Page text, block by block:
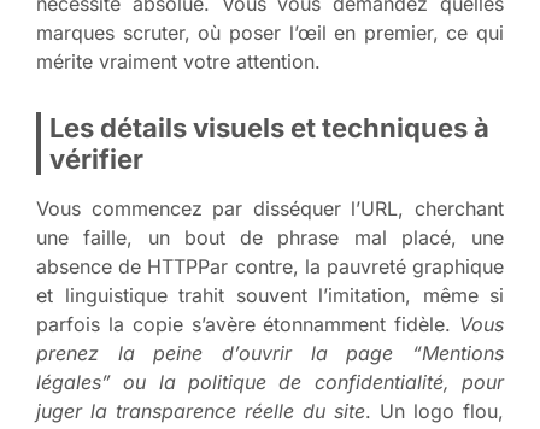
marques scruter, où poser l’œil en premier, ce qui
mérite vraiment votre attention.
Les détails visuels et techniques à
vérifier
Vous commencez par disséquer l’URL, cherchant
une faille, un bout de phrase mal placé, une
absence de HTTPPar contre, la pauvreté graphique
et linguistique trahit souvent l’imitation, même si
parfois la copie s’avère étonnamment fidèle. Vous
prenez la peine d’ouvrir la page “Mentions
légales” ou la politique de confidentialité, pour
juger la transparence réelle du site. Un logo flou,